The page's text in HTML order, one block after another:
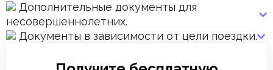
Дополнительные документы для
несовершеннолетних.
Документы в зависимости от цели поездки.